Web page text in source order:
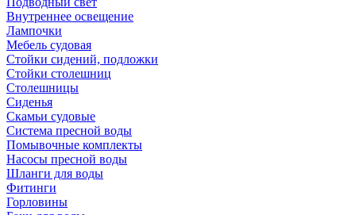
Внутреннее освещение
Лампочки
Мебель судовая
Стойки сидений, подложки
Стойки столешниц
Столешницы
Сиденья
Скамьи судовые
Система пресной воды
Помывочные комплекты
Насосы пресной воды
Шланги для воды
Фитинги
Горловины